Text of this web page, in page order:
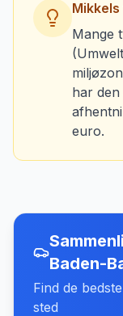
Mikkels
Mange
har den
euro.
Baden-
Find de
sted